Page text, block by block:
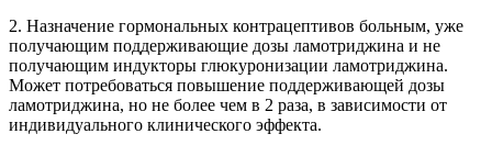
2. Назначение гормональных контрацептивов больным, уже
получающим поддерживающие дозы ламотриджина и не
получающим индукторы глюкуронизации ламотриджина.
Может потребоваться повышение поддерживающей дозы
ламотриджина, но не более чем в 2 раза, в зависимости от
индивидуального клинического эффекта.